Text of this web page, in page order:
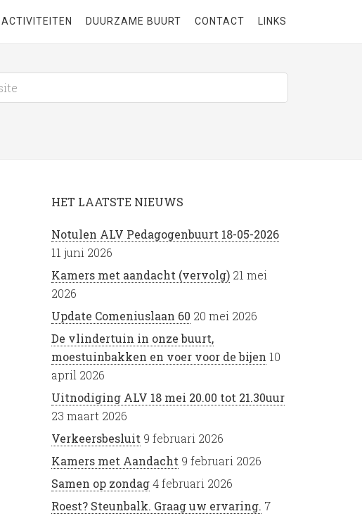
ACTIVITEITEN DUURZAME BUURT CONTACT LINKS
HET LAATSTE NIEUWS
Notulen ALV Pedagogenbuurt 18-05-2026
11 juni 2026
Kamers met aandacht (vervolg) 21 mei
2026
Update Comeniuslaan 60 20 mei 2026
De vlindertuin in onze buurt,
moestuinbakken en voer voor de bijen 10
april 2026
Uitnodiging ALV 18 mei 20.00 tot 21.30uur
23 maart 2026
Verkeersbesluit 9 februari 2026
Kamers met Aandacht 9 februari 2026
Samen op zondag4 februari 2026
Roest? Steunbalk. Graag uw ervaring. 7